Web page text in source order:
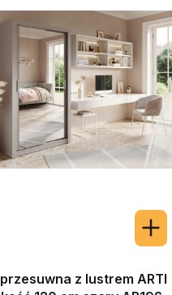
z lustrem ARTI